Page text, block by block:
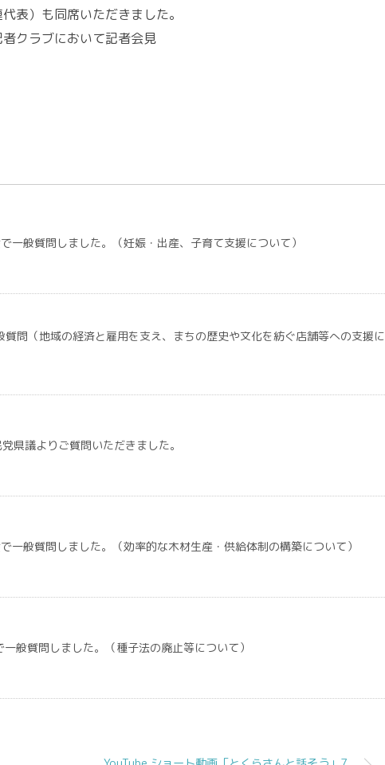
表）も同席いただきました。
クラブにおいて記者会見
一般質問しました。（妊娠・出産、子育て支援について）
問（地域の経済と雇用を支え、まちの歴史や文化を紡ぐ店舗等への支援に
県議よりご質問いただきました。
一般質問しました。（効率的な木材生産・供給体制の構築について）
般質問しました。（種子法の廃止等について）